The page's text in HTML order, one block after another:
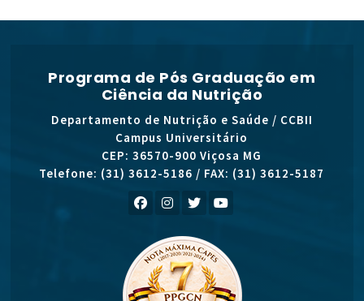
Programa de Pós Graduação em
Ciência da Nutrição
Departamento de Nutrição e Saúde / CCBII
Campus Universitário
CEP: 36570-900 Viçosa MG
Telefone: (31) 3612-5186 / FAX: (31) 3612-5187